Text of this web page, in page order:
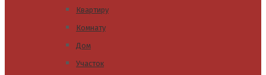
Квартиру
Комнату
Дом
Участок